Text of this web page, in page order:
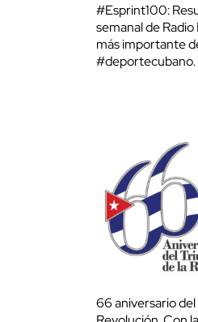
#Esprint100:
semanal de Radio
más importante
#deportecubano.
66 aniversario